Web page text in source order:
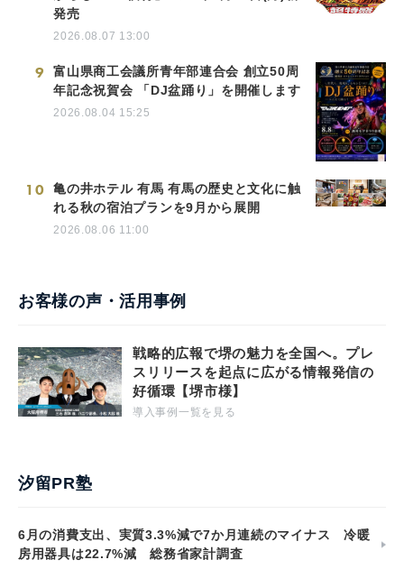
発売
2026.08.07 13:00
9
富山県商工会議所青年部連合会 創立50周
年記念祝賀会 「DJ盆踊り」を開催します
2026.08.04 15:25
10
亀の井ホテル 有馬 有馬の歴史と文化に触
れる秋の宿泊プランを9月から展開
2026.08.06 11:00
お客様の声・活用事例
戦略的広報で堺の魅力を全国へ。プレ
スリリースを起点に広がる情報発信の
好循環【堺市様】
導入事例一覧を見る
汐留PR塾
6月の消費支出、実質3.3%減で7か月連続のマイナス 冷暖
房用器具は22.7%減 総務省家計調査